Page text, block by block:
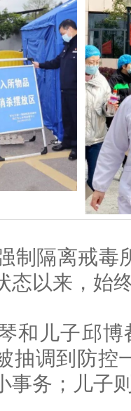
制隔离戒毒
态以来，始
和儿子邱
抽调到防控
事务；儿子